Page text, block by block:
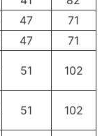
47
71
47 71
51 102
51 102